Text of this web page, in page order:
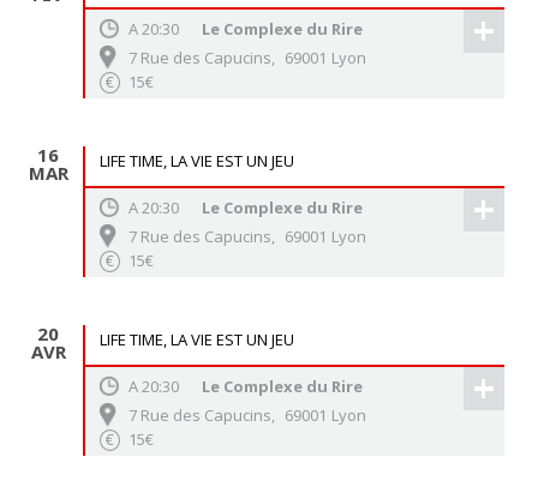
+
A20:30
Le Complexe du Rire
7 Rue des Capucins, 69001 Lyon
€ 15€
16
MAR LIFE TIME, LA VIE EST UN JEU
+
A20:30
Le Complexe du Rire
7 Rue des Capucins, 69001 Lyon
€ 15€
20
AVR LIFE TIME, LA VIE EST UN JEU
+
A20:30
Le Complexe du Rire
7 Rue des Capucins, 69001 Lyon
€ 15€